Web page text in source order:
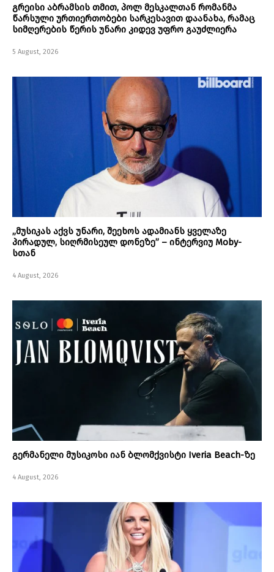
გრეისი აბრამსის თმით, პოლ მესკალთან რომანმა
წარსული ურთიერთობები სარკესავით დაანახა, რამაც
სიმღერების წერის უნარი კიდევ უფრო გაუძლიერა
5 August, 2026
„მუსიკას აქვს უნარი, შეეხოს ადამიანს ყველაზე
პირადულ, სიღრმისეულ დონეზე” – ინტერვიუ Moby-
სთან
4 August, 2026
გერმანელი მუსიკოსი იან ბლომქვისტი Iveria Beach-ზე
4 August, 2026